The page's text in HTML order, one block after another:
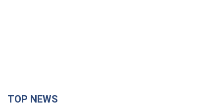
TOP NEWS